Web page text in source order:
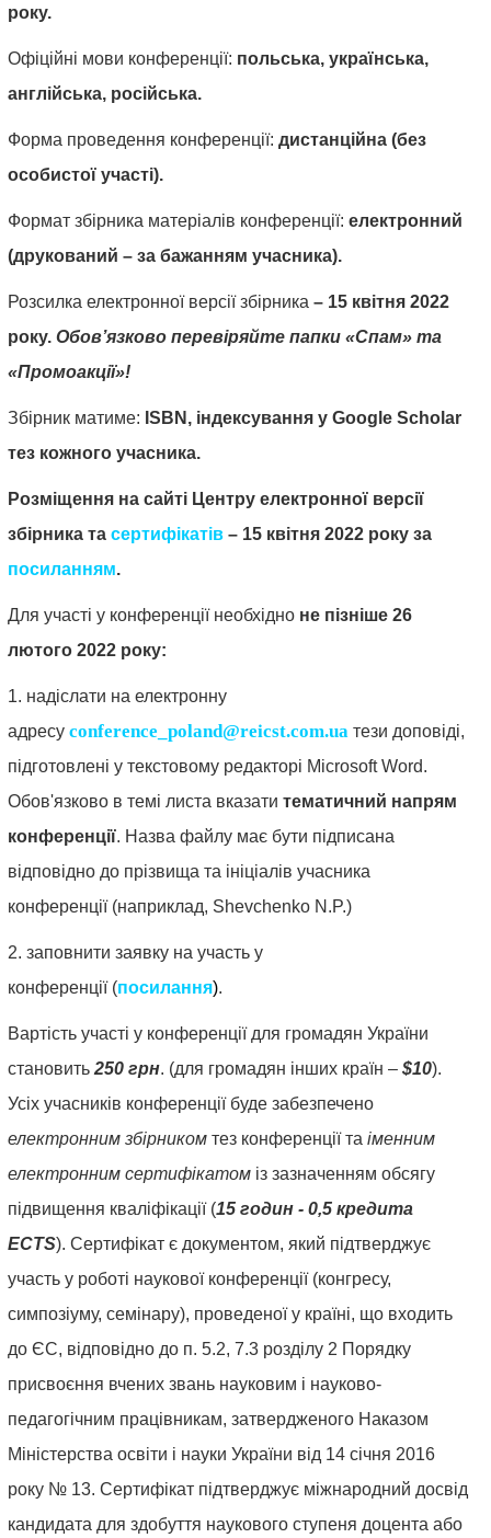
року.
Офіційні мови конференції: польська, українська,
англійська, російська.
Форма проведення конференції:дистанційна (без
особистої участі).
Формат збірника матеріалів конференції: електронний
(друкований – за бажанням учасника).
Розсилка електронної версії збірника – 15 квітня 2022
року.Обов’язково перевіряйте папки «Спам» та
«Промоакції»!
Збірник матиме: ISBN, індексування уGoogle Scholar
тез кожного учасника.
Розміщення на сайті Центру електронної версії
збірника тасертифікатів – 15 квітня 2022 року за
посиланням.
Для участі у конференції необхідно не пізніше 26
лютого 2022 року:
1. надіслати на електронну
адресуconference_poland@reicst.com.ua тези доповіді,
підготовлені у текстовому редакторі Microsoft Word.
Обов'язково в темі листа вказатитематичний напрям
конференції. Назва файлу має бути підписана
відповідно до прізвища та ініціалів учасника
конференції (наприклад, Shevchenko N .P.)
2. заповнити заявку на участь у
конференції (посилання).
Вартість участі у конференції для громадян України
становить250 грн. (для громадян інших країн –$10).
Усіх учасників конференції буде забезпечено
електронним збірником тез конференції таіменним
електронним сертифікатом із зазначенням обсягу
підвищення кваліфікації (15 годин - 0,5 кредита
ECTS). Сертифікат є документом, який підтверджує
участь у роботі наукової конференції (конгресу,
симпозіуму, семінару), проведеної у країні, що входить
до ЄС, відповідно до п. 5.2, 7.3 розділу 2 Порядку
присвоєння вчених звань науковим і науково-
педагогічним працівникам, затвердженого Наказом
Міністерства освіти і науки України від 14 січня 2016
року № 13. Сертифікат підтверджує міжнародний досвід
кандидата для здобуття наукового ступеня доцента або
право
процес,
право,
інформаційне
право.
9.
Кримінальне
право
та
кримінально-
виконавче
право.
10.
Кримінальний
процес
криміналістика,
судова
експертиза,
оперативно-
розшукова
діяльність.
11.
Судоустрій,
прокуратура
Міжнародне
право.
Міжнародне
приватне
право.
13.
Філософія
права.
14.
Теорія
та
історія
державного
управління.